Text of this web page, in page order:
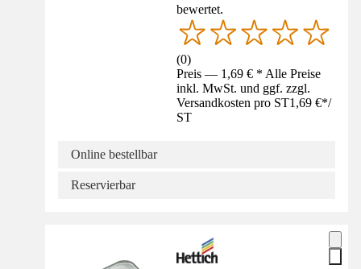
bewertet.
(0)
Preis — 1,69 € * Alle Preise
inkl. MwSt. und ggf. zzgl.
Versandkosten pro ST1,69 €*/
ST
Online bestellbar
Reservierbar